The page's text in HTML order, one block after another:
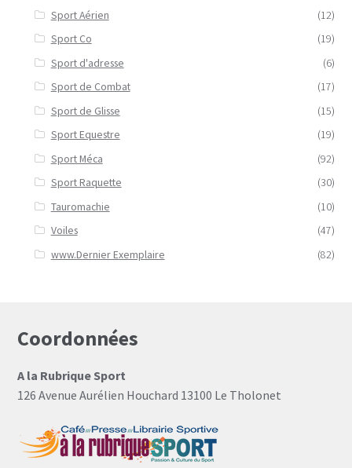
Sport Aérien
(12)
Sport Co
(19)
Sport d'adresse
(6)
Sport de Combat
(17)
Sport de Glisse
(15)
Sport Equestre
(19)
Sport Méca
(92)
Sport Raquette
(30)
Tauromachie
(10)
Voiles
(47)
www.Dernier Exemplaire
(82)
Coordonnées
A la Rubrique Sport
126 Avenue Aurélien Houchard 13100 Le Tholonet